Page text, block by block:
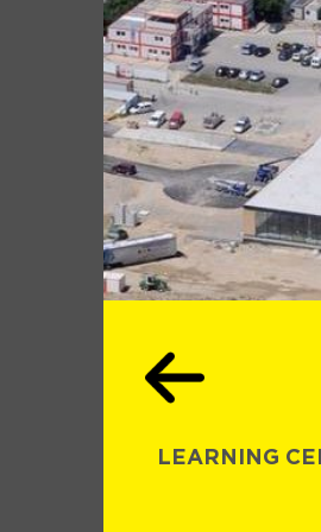
LEARNING